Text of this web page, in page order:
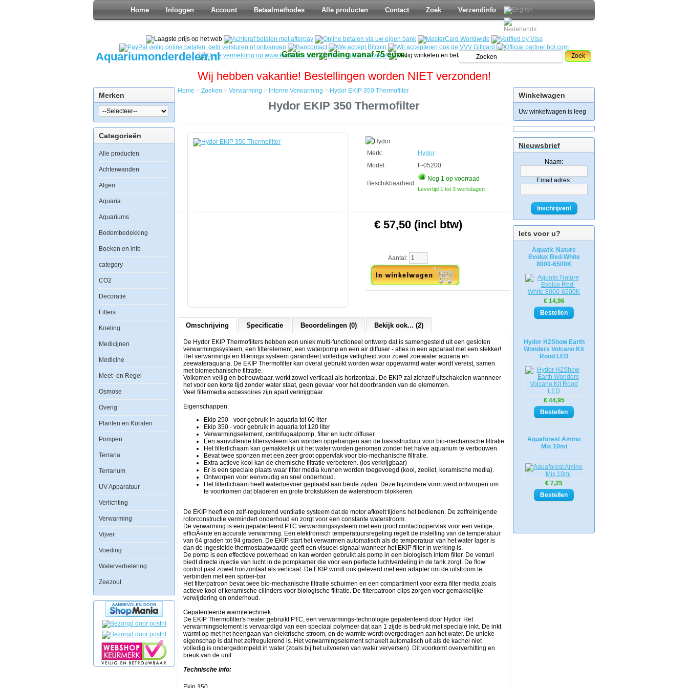
Home Inloggen Account Betaalmethodes Alle producten Contact Zoek Verzendinfo
Aquariumonderdelen.nl Gratis verzending vanaf 75 euro. Zoek
Wij hebben vakantie! Bestellingen worden NIET verzonden!
Merken
Categorieën
Alle producten
Achterwanden
Algen
Aquaria
Aquariums
Bodembedekking
Boeken en info
category
CO2
Decoratie
Filters
Koeling
Medicijnen
Medicine
Meet- en Regel
Osmose
Overig
Planten en Koralen
Pompen
Terraria
Terrarium
UV Apparatuur
Verlichting
Verwarming
Vijver
Voeding
Waterverbetering
Zeezout
Winkelwagen
Uw winkelwagen is leeg
Nieuwsbrief
Naam:
Email adres:
Inschrijven!
Iets voor u?
Aquatic Nature
Evolux Red-White
8000-6500K
€ 14,96
Hydor H2Show Earth
Wonders Volcano Kit
Rood LED
€ 44,95
Aquaforest Amino
Mix 10ml
€ 7,25
Interne
Verwarming
Hydor
is
samengesteld
een
gesloten
verwarmingssysteem,
een
filterelement,
een
waterpomp
en
air
diffuser
apparaat
stekker!
verwarmings
garandeert
volledige
veiligheid
voor
zowel
zoetwater
aquaria
en
zeewateraquaria.
De
EKIP
Thermofilter
kan
gebruikt
worden
waar
opgewarmd
water
wordt
vereist,
met
filtratie.
Home > Zoeken > Verwarming > Interne Verwarming > Hydor EKIP 350 Thermofilter
Hydor EKIP 350 Thermofilter
Merk:
Hydor
Model:
F-05200
Beschikbaarheid:
Nog 1 op voorraad
Levertijd 1 tot 3 werkdagen
€ 57,50 (incl btw)
Aantal:
Omschrijving Specificatie Beoordelingen (0) Bekijk ook... (2)
De Hydor EKIP Thermofilters hebben een uniek multi-functioneel ontwerp dat is samengesteld uit een gesloten
verwarmingssysteem, een filterelement, een waterpomp en een air diffuser - alles in een apparaat met een stekker!
Het verwarmings en filterings systeem garandeert volledige veiligheid voor zowel zoetwater aquaria en
zeewateraquaria. De EKIP Thermofilter kan overal gebruikt worden waar opgewarmd water wordt vereist, samen
met biomechanische filtratie.
Volkomen veilig en betrouwbaar, werkt zowel verticaal als horizontaal. De EKIP zal zichzelf uitschakelen wannneer
het voor een korte tijd zonder water staat, geen gevaar voor het doorbranden van de elementen.
Veel filtermedia accessoires zijn apart verkrijgbaar.
Eigenschappen:
Ekip 250 - voor gebruik in aquaria tot 60 liter
Ekip 350 - voor gebruik in aquaria tot 120 liter
Verwarmingselement, centrifugaalpomp, filter en lucht diffuser.
Een aanvullende filtersysteem kan worden opgehangen aan de basisstructuur voor bio-mechanische filtratie
Het filterlichaam kan gemakkelijk uit het water worden genomen zonder het halve aquarium te verbouwen.
Bevat twee sponzen met een zeer groot oppervlak voor bio-mechanische filtratie.
Extra actieve kool kan de chemische filtratie verbeteren. (los verkrijgbaar)
Er is een speciale plaats waar filter media kunnen worden toegevoegd (kool, zeoliet, keramische media).
Ontworpen voor eenvoudig en snel onderhoud.
Het filterlichaam heeft watertoevoer geplaatst aan beide zijden. Deze bijzondere vorm werd ontworpen om
te voorkomen dat bladeren en grote brokstukken de waterstroom blokkeren.
De EKIP heeft een zelf-regulerend ventilatie systeem dat de motor afkoelt tijdens het bedienen. De zelfreinigende
rotorconstructie vermindert onderhoud en zorgt voor een constante waterstroom.
De verwarming is een gepatenteerd PTC verwarmingssysteem met een groot contactoppervlak voor een veilige,
efficiÃ«nte en accurate verwarming. Een elektronisch temperatuursregeling regelt de instelling van de temperatuur
van 64 graden tot 94 graden. De EKIP start het verwarmen automatisch als de temperatuur van het water lager is
dan de ingestelde thermostaatwaarde geeft een visueel signaal wanneer het EKIP filter in werking is.
De pomp is een effectieve powerhead en kan worden gebruikt als pomp in een biologisch intern filter. De venturi
biedt directe injectie van lucht in de pompkamer die voor een perfecte luchtverdeling in de tank zorgt. De flow
control past zowel horizontaal als verticaal. De EKIP wordt ook geleverd met een adapter om de uitstroom te
verbinden met een sproei-bar.
Het filterpatroon bevat twee bio-mechanische filtratie schuimen en een compartiment voor extra filter media zoals
actieve kool of keramische cilinders voor biologische filtratie. De filterpatroon clips zorgen voor gemakkelijke
verwijdering en onderhoud.
Gepatenteerde warmtetechniek
De EKIP Thermofilter's heater gebruikt PTC, een verwarmings-technologie gepatenteerd door Hydor. Het
verwarmingselement is vervaardigd van een speciaal polymeer dat aan 1 zijde is bedrukt met speciale inkt. De inkt
warmt op met het heengaan van elektrische stroom, en de warmte wordt overgedragen aan het water. De unieke
eigenschap is dat het zelfregulerend is. Het verwarmingselement schakelt automatisch uit als de kachel niet
volledig is ondergedompeld in water (zoals bij het uitvoeren van water verversen). Dit voorkomt oververhitting en
breuk van de unit.
Technische info: